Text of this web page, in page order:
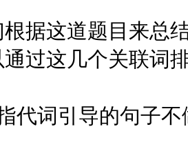
这道题目来总结
过这几个关联词
词引导的句子不